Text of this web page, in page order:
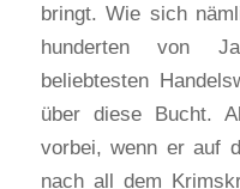
bringt. Wie sich
hunderten von
beliebtesten
über diese Bucht.
vorbei, wenn er auf
nach all dem